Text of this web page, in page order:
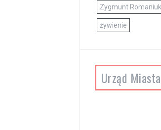
Zygmunt Romaniuk
żywienie
Urząd